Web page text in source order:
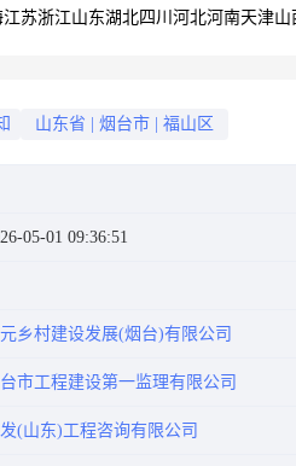
果公告
江苏浙江山东湖北四川 河北河南天津山
山东省 烟台市 福山区
05-01 09:36:51
乡村建设发展(烟台)有限公司
市工程建设第一监理有限公司
(山东)工程咨询有限公司